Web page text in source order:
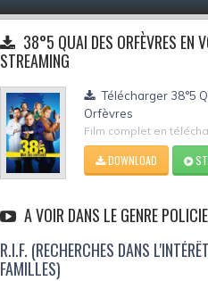
38°5 QUAI DES ORFÈVRES EN
STREAMING
Télécharger 38°5
Orfèvres
Film complet en
DOWNLOAD
A VOIR DANS LE GENRE
R.I.F. (RECHERCHES DANS
FAMILLES)